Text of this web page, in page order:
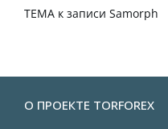
TEMA к записи Samorph
О ПРОЕКТЕ TORFOREX